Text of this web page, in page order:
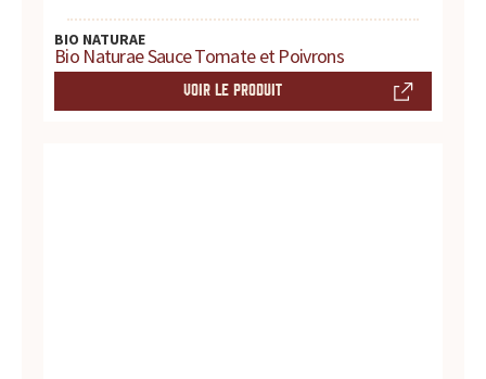
BIO NATURAE
Bio Naturae Sauce Tomate et Poivrons
VOIR LE PRODUIT